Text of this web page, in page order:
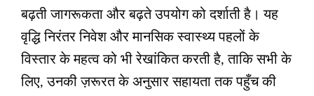
बढ़ती जागरूकता और बढ़ते उपयोग को दर्शाती है। यह
वृद्धि निरंतर निवेश और मानसिक स्वास्थ्य पहलों के
विस्तार के महत्व को भी रेखांकित करती है, ताकि सभी के
लिए, उनकी ज़रूरत के अनुसार सहायता तक पहुँच की